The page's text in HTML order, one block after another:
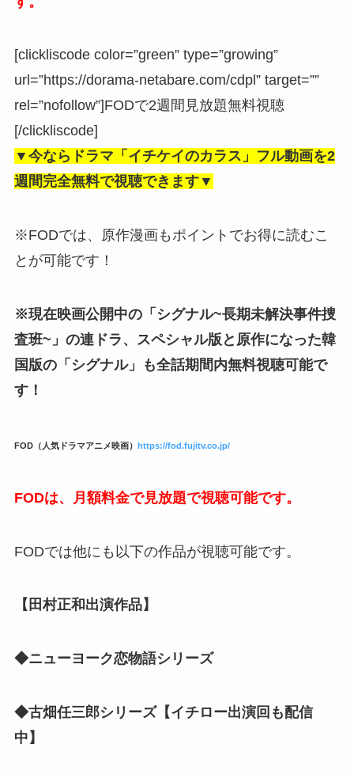
[clickliscode color=”green” type=”growing”
url=”https://dorama-netabare.com/cdpl” target=””
rel=”nofollow”]FODで2週間見放題無料視聴
[/clickliscode]
▼今ならドラマ「イチケイのカラス」フル動画を2
週間完全無料で視聴できます▼
※FODでは、原作漫画もポイントでお得に読むこ
とが可能です！
※現在映画公開中の「シグナル~長期未解決事件捜
査班~」の連ドラ、スペシャル版と原作になった韓
国版の「シグナル」も全話期間内無料視聴可能で
す！
FOD（人気ドラマアニメ映画） https://fod.fujitv.co.jp/
FODは、月額料金で見放題で視聴可能です。
FODでは他にも以下の作品が視聴可能です。
【田村正和出演作品】
◆ニューヨーク恋物語シリーズ
◆古畑任三郎シリーズ【イチロー出演回も配信
中】